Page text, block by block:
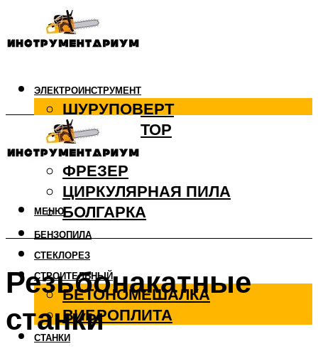
ЭЛЕКТРОИНСТРУМЕНТ
ШУРУПОВЕРТ
ПЕРФОРАТОР
ДРЕЛЬ
ФРЕЗЕР
ЦИРКУЛЯРНАЯ ПИЛА
БОЛГАРКА
БЕНЗОПИЛА
СТЕКЛОРЕЗ
СТРОИТЕЛЬНЫЙ
БЕТОНОМЕШАЛКА
ВИБРОПЛИТА
СТАНКИ
МЕНЮ
Резьбонакатные
станки